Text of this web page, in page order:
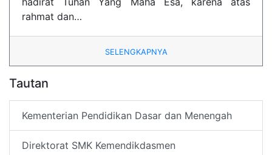
rahmat dan…
SELENGKAPNYA
Tautan
Kementerian Pendidikan Dasar dan Menengah
Direktorat SMK Kemendikdasmen